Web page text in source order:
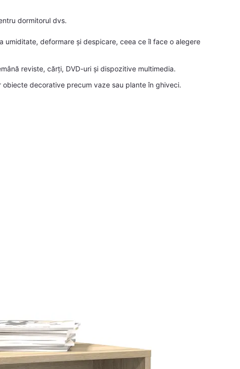
dormitorul dvs.
deformare și despicare, ceea ce îl face o alegere
reviste, cărți, DVD-uri și dispozitive multimedia.
decorative precum vaze sau plante în ghiveci.